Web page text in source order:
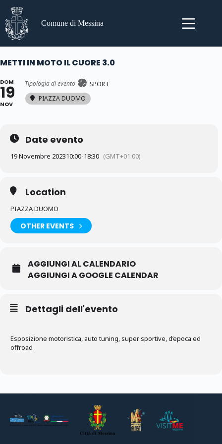
contenuto
Comune di Messina
METTI IN MOTO IL CUORE 3.0
DOM
19
NOV
Tipologia di evento
SPORT
PIAZZA DUOMO
Date evento
19 Novembre 202310:00-18:30 (GMT+01:00)
Location
PIAZZA DUOMO
OTHER EVENTS
AGGIUNGI AL CALENDARIO
AGGIUNGI A GOOGLE CALENDAR
Dettagli dell'evento
Esposizione motoristica, auto tuning, super sportive, d’epoca ed
offroad